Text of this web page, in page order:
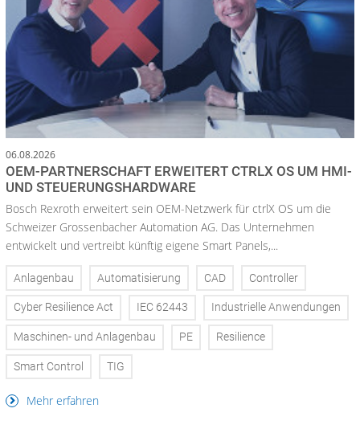
06.08.2026
OEM-PARTNERSCHAFT ERWEITERT CTRLX OS UM HMI-
UND STEUERUNGSHARDWARE
Bosch Rexroth erweitert sein OEM-Netzwerk für ctrlX OS um die
Schweizer Grossenbacher Automation AG. Das Unternehmen
entwickelt und vertreibt künftig eigene Smart Panels,...
Anlagenbau Automatisierung CAD Controller
Cyber Resilience Act IEC 62443 Industrielle Anwendungen
Maschinen- und Anlagenbau PE Resilience
Smart Control TIG
Mehr erfahren